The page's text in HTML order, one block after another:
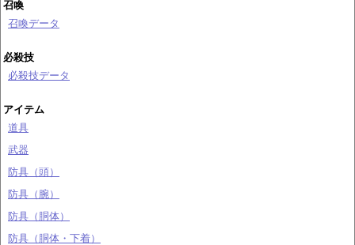
召喚
召喚データ
必殺技
必殺技データ
アイテム
道具
武器
防具（頭）
防具（腕）
防具（胴体）
防具（胴体・下着）